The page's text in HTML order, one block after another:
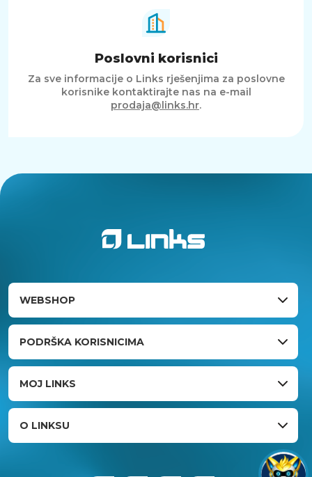
Poslovni korisnici
Za sve informacije o Links rješenjima za poslovne
korisnike kontaktirajte nas na e-mail
prodaja@links.hr.
WEBSHOP
PODRŠKA KORISNICIMA
MOJ LINKS
O LINKSU